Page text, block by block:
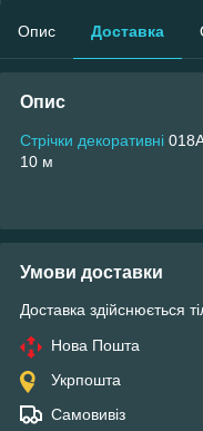
Опис Доставка
Опис
Стрічки декоративні
10 м
Умови доставки
Доставка здійснюється
Нова Пошта
Укрпошта
Самовивіз